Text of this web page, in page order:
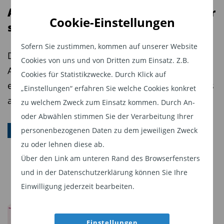
Cookie-Einstellungen
Sofern Sie zustimmen, kommen auf unserer Website
Cookies von uns und von Dritten zum Einsatz. Z.B.
Cookies für Statistikzwecke. Durch Klick auf
„Einstellungen“ erfahren Sie welche Cookies konkret
zu welchem Zweck zum Einsatz kommen. Durch An-
oder Abwählen stimmen Sie der Verarbeitung Ihrer
personenbezogenen Daten zu dem jeweiligen Zweck
zu oder lehnen diese ab.
Über den Link am unteren Rand des Browserfensters
und in der Datenschutzerklärung können Sie Ihre
Einwilligung jederzeit bearbeiten.
Fondsinvestments. (
Altersvorsorgedepot: Diese Anbieter
stehen schon in den Startlöchern
Die Zertifizierung von staatlich geförderten
Altersvorsorgedepots privater Anbieter beginnt
erst im Herbst. Doch die Branche arbeitet bereits
an passenden Lösungen.
ALTERSVORSORGE